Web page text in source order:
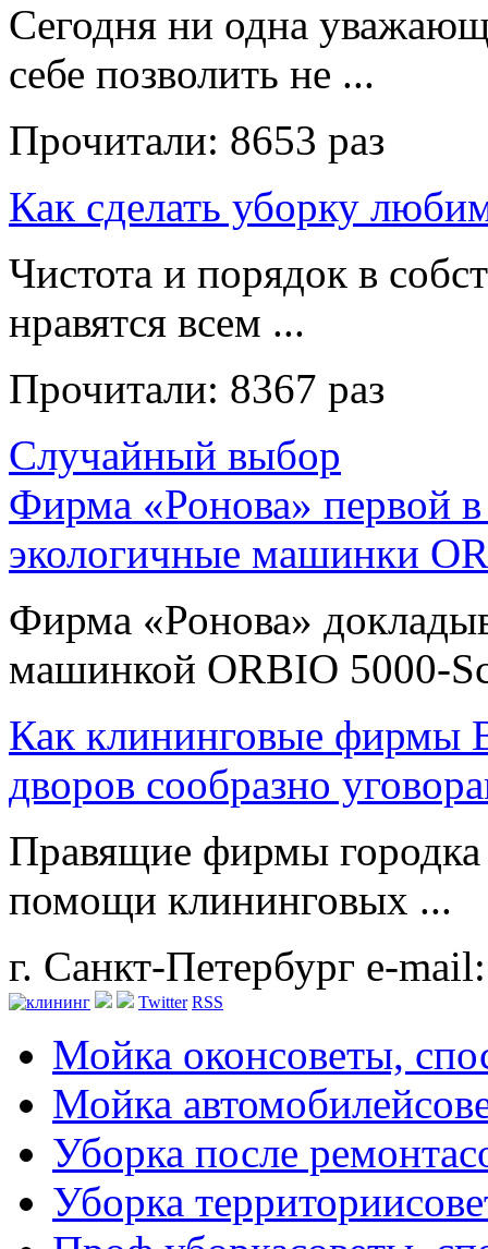
Сегодня ни одна
себе позволить не ...
Прочитали: 8653 раз
Как сделать уборку
Чистота и порядок в
нравятся всем ...
Прочитали: 8367 раз
Случайный выбор
Фирма «Ронова» первой
экологичные машинки
Фирма «Ронова»
машинкой ORBIO 5000-
Как клининговые фирмы
дворов сообразно
Правящие фирмы
помощи клининговых ...
г. Санкт-Петербург e-
Twitter RSS
Мойка оконсоветы,
Мойка автомобилей
Уборка после ремонта
Уборка территории